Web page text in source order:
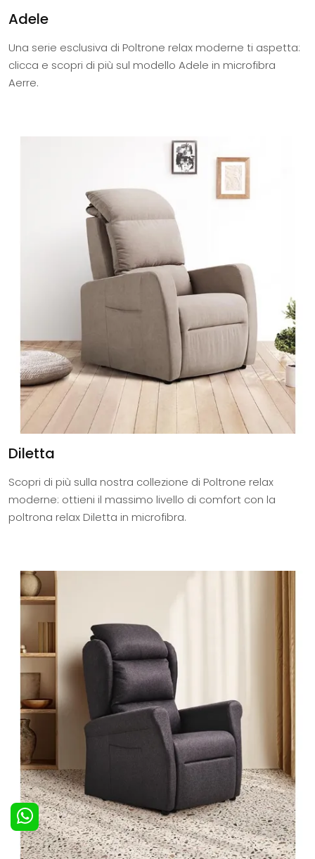
Adele
Una serie esclusiva di Poltrone relax moderne ti aspetta:
clicca e scopri di più sul modello Adele in microfibra
Aerre.
Diletta
Scopri di più sulla nostra collezione di Poltrone relax
moderne: ottieni il massimo livello di comfort con la
poltrona relax Diletta in microfibra.